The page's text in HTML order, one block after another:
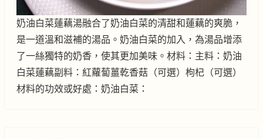
奶油白菜蓮藕湯融合了奶油白菜的清甜和蓮藕的爽脆，
是一道溫和滋補的湯品。奶油白菜的加入，為湯品增添
了一絲獨特的奶香，使其更加美味。材料：主料：奶油
白菜蓮藕副料：紅蘿蔔薑乾香菇（可選）枸杞（可選）
材料的功效或好處：奶油白菜：